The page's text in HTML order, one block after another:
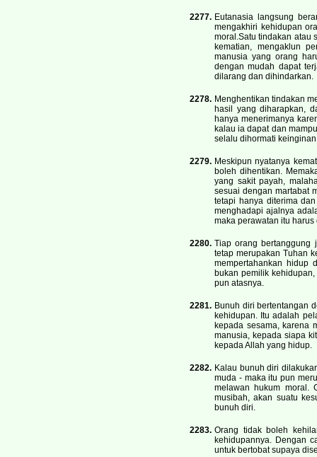
2277. Eutanasia langsung
mengakhiri kehidupan
moral.Satu tindakan atau
kematian, mengaklun
manusia yang orang
dengan mudah dapat
dilarang dan dihindarkan.
2278. Menghentikan tindakan
hasil yang diharapkan,
hanya menerimanya
kalau ia dapat dan
selalu dihormati
2279. Meskipun nyatanya
boleh dihentikan.
yang sakit payah,
sesuai dengan martabat
tetapi hanya diterima
menghadapi ajalnya
maka perawatan itu harus
2280. Tiap orang bertanggung
tetap merupakan Tuhan
mempertahankan hidup
bukan pemilik
pun atasnya.
2281. Bunuh diri bertentangan
kehidupan. Itu adalah
kepada sesama, karena
manusia, kepada siapa
kepada Allah yang hidup.
2282. Kalau bunuh diri
muda - maka itu pun
melawan hukum moral.
musibah, akan suatu
bunuh diri.
2283. Orang tidak boleh
kehidupannya. Dengan
untuk bertobat supaya